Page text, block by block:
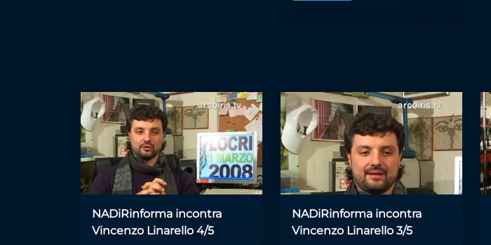
NADiRinforma incontra
Vincenzo Linarello 4/5
NADiRinforma incontra
Vincenzo Linarello 3/5